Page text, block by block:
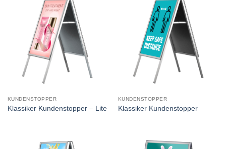
KUNDENSTOPPER
Klassiker Kundenstopper – Lite
KUNDENSTOPPER
Klassiker Kundenstopper